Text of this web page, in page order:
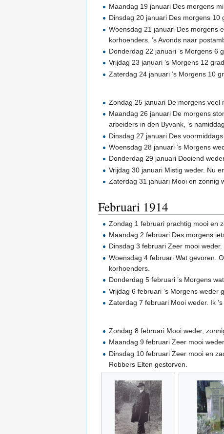
Maandag 19 januari Des morgens
Dinsdag 20 januari Des morgens
Woensdag 21 januari Des morgens
korhoenders. ’s Avonds naar
Donderdag 22 januari ’s Morgens 6
Vrijdag 23 januari ’s Morgens 12
Zaterdag 24 januari ’s Morgens 10
Zondag 25 januari De morgens veel
Maandag 26 januari De morgens
arbeiders in den Byvank, ’s
Dinsdag 27 januari Des
Woensdag 28 januari ’s Morgens
Donderdag 29 januari Dooiend
Vrijdag 30 januari Mistig weder. Nu
Zaterdag 31 januari Mooi en zonnig
Februari 1914
Zondag 1 februari prachtig mooi en
Maandag 2 februari Des morgens
Dinsdag 3 februari Zeer mooi
Woensdag 4 februari Wat gevoren.
korhoenders.
Donderdag 5 februari ’s Morgens
Vrijdag 6 februari ’s Morgens weder
Zaterdag 7 februari Mooi weder. Ik
Zondag 8 februari Mooi weder,
Maandag 9 februari Zeer mooi
Dinsdag 10 februari Zeer mooi en
Robbers Elten gestorven.